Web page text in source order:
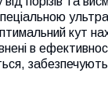
кут
в